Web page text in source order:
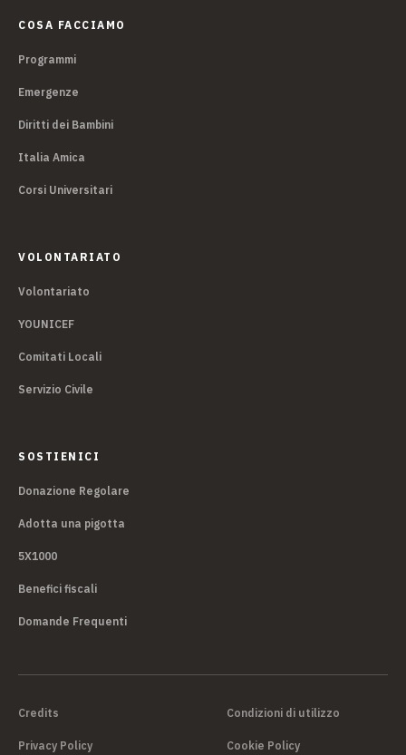
COSA FACCIAMO
Programmi
Emergenze
Diritti dei Bambini
Italia Amica
Corsi Universitari
VOLONTARIATO
Volontariato
YOUNICEF
Comitati Locali
Servizio Civile
SOSTIENICI
Donazione Regolare
Adotta una pigotta
5X1000
Benefici fiscali
Domande Frequenti
Credits Condizioni di utilizzo
Privacy Policy Cookie Policy